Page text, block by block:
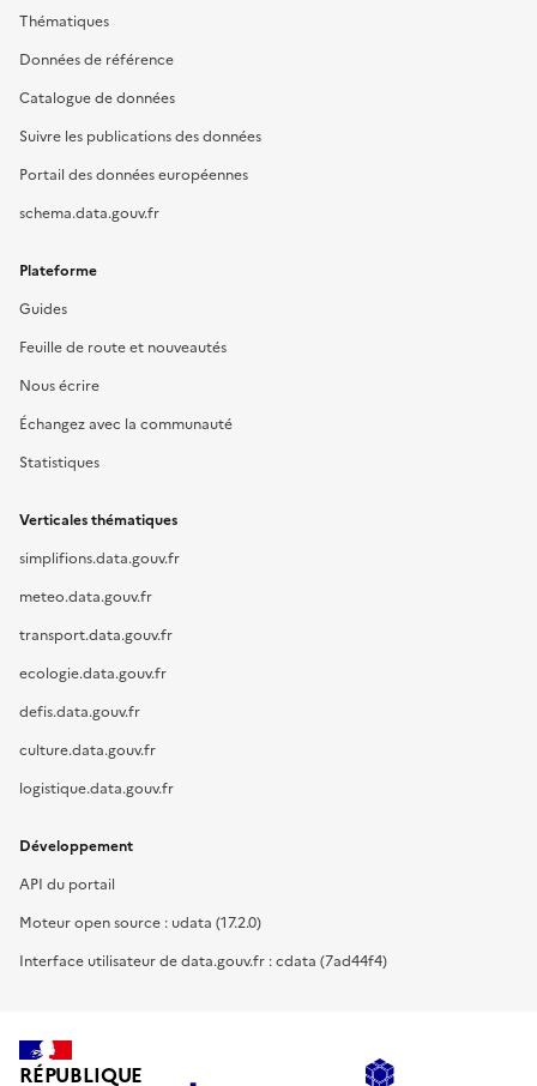
Thématiques
Données de référence
Catalogue de données
Suivre les publications des données
Portail des données européennes
schema.data.gouv.fr
Plateforme
Guides
Feuille de route et nouveautés
Nous écrire
Échangez avec la communauté
Statistiques
Verticales thématiques
simplifions.data.gouv.fr
meteo.data.gouv.fr
transport.data.gouv.fr
ecologie.data.gouv.fr
defis.data.gouv.fr
culture.data.gouv.fr
logistique.data.gouv.fr
Développement
API du portail
Moteur open source : udata (17.2.0)
Interface utilisateur de data.gouv.fr : cdata (7ad44f4)
RÉPUBLIQUE